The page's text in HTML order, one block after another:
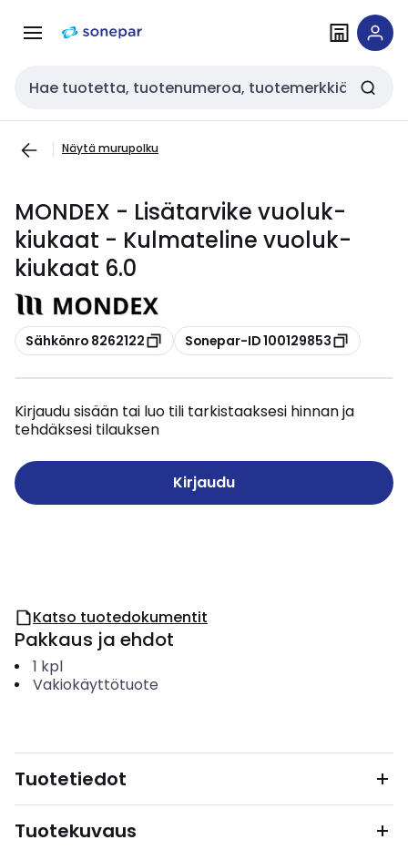
navigointiinsisältöön
Haku
Näytä murupolku
MONDEX - Lisätarvike vuoluk-
kiukaat - Kulmateline vuoluk-
kiukaat 6.0
Kopioi
Sähkönro 8262122 Kopioi
Sonepar-ID 100129853
Kirjaudu sisään tai luo tili tarkistaaksesi hinnan ja
tehdäksesi tilauksen
Kirjaudu
Katso tuotedokumentit
Pakkaus ja ehdot
1 kpl
Vakiokäyttötuote
Tuotetiedot
Tuotekuvaus